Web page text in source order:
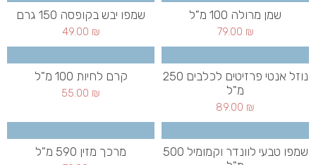
שמן מרולה 100 מ"ל
79.00 ₪
שמפו יבש בקופסה 150 גרם
49.00 ₪
נוזל אנטי פרזיטים לכלבים 250
מ"ל
89.00 ₪
קרם לחיות 100 מ"ל
55.00 ₪
שמפו טבעי לוונדר וקמומיל 500
מרכך מזין 590 מ"ל